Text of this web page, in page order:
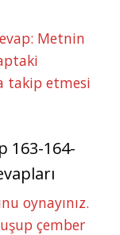
Metnin
takip etmesi
163-164-
oynayınız.
çember